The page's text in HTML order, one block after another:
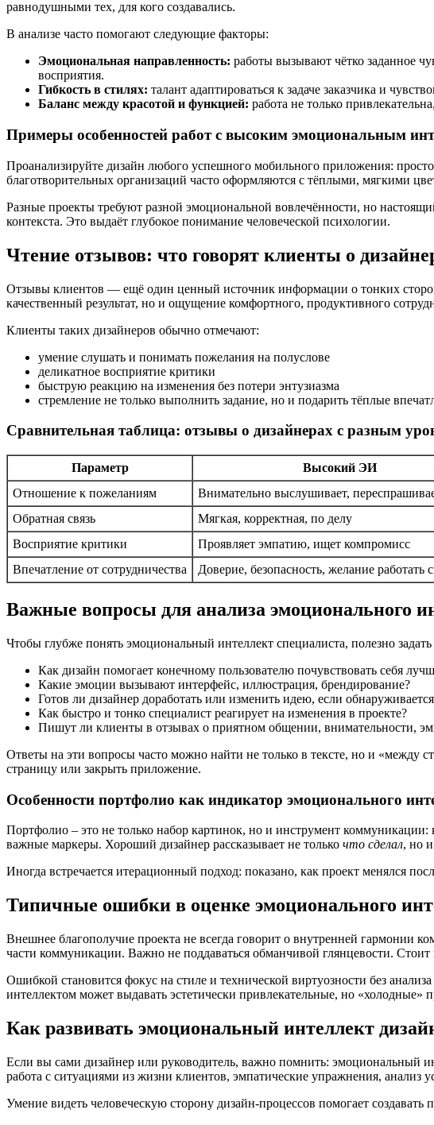
равнодушными тех, для кого создавались.
В анализе часто помогают следующие факторы:
Эмоциональная направленность: работы вызывают чётко заданное
восприятия.
Гибкость в стилях: талант адаптироваться к задаче заказчика и
Баланс между красотой и функцией: работа не только
Примеры особенностей работ с высоким эмоциональным
Проанализируйте дизайн любого успешного мобильного приложения:
благотворительных организаций часто оформляются с тёплыми, мягкими
Разные проекты требуют разной эмоциональной вовлечённости, но
контекста. Это выдаёт глубокое понимание человеческой психологии.
Чтение отзывов: что говорят клиенты о
Отзывы клиентов — ещё один ценный источник информации о тонких
качественный результат, но и ощущение комфортного, продуктивного
Клиенты таких дизайнеров обычно отмечают:
умение слушать и понимать пожелания на полуслове
деликатное восприятие критики
быструю реакцию на изменения без потери энтузиазма
стремление не только выполнить задание, но и подарить тёплые
Сравнительная таблица: отзывы о дизайнерах с разным
Параметр Высокий ЭИ
Отношение к пожеланиям
Внимательно выслушивает,
Обратная связь
Мягкая, корректная, по делу
Восприятие критики
Проявляет эмпатию, ищет компромисс
Впечатление от сотрудничества
Доверие, безопасность, желание работать
Важные вопросы для анализа эмоционального
Чтобы глубже понять эмоциональный интеллект специалиста, полезно
Как дизайн помогает конечному пользователю почувствовать себя
Какие эмоции вызывают интерфейс, иллюстрация, брендирование?
Готов ли дизайнер доработать или изменить идею, если
Как быстро и тонко специалист реагирует на изменения в проекте?
Пишут ли клиенты в отзывах о приятном общении, внимательности,
Ответы на эти вопросы часто можно найти не только в тексте, но и «между
страницу или закрыть приложение.
Особенности портфолио как индикатор эмоционального
Портфолио – это не только набор картинок, но и инструмент
важные маркеры. Хороший дизайнер рассказывает не только что сделал, но
Иногда встречается итерационный подход: показано, как проект менялся
Типичные ошибки в оценке эмоционального
Внешнее благополучие проекта не всегда говорит о внутренней гармонии
части коммуникации. Важно не поддаваться обманчивой глянцевости.
Ошибкой становится фокус на стиле и технической виртуозности без
интеллектом может выдавать эстетически привлекательные, но «холодные»
Как развивать эмоциональный интеллект
Если вы сами дизайнер или руководитель, важно помнить: эмоциональный
работа с ситуациями из жизни клиентов, эмпатические упражнения, анализ
Умение видеть человеческую сторону дизайн-процессов помогает